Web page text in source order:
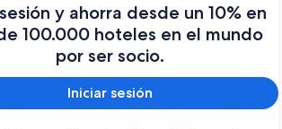
y ahorra desde un 10% en
100.000 hoteles en el mundo
por ser socio.
Iniciar sesión